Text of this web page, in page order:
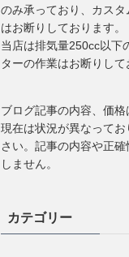
のみ承っており、カス
はお断りしております。
当店は排気量250cc以下
ターの作業はお断りして
ブログ記事の内容、価格
現在は状況が異なって
さい。記事の内容や正
しません。
カテゴリー